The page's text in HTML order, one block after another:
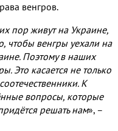
венгров.
пор живут на Украине,
, чтобы венгры уехали на
. Поэтому в наших
. Это касается не только
. К
вопросы, которые
решать нам», –